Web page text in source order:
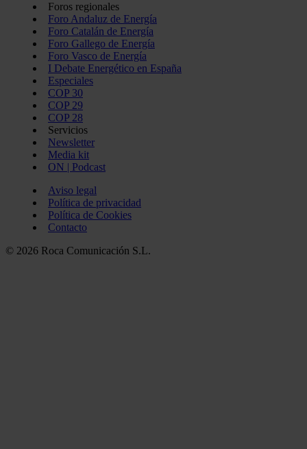
Foros regionales
Foro Andaluz de Energía
Foro Catalán de Energía
Foro Gallego de Energía
Foro Vasco de Energía
I Debate Energético en España
Especiales
COP 30
COP 29
COP 28
Servicios
Newsletter
Media kit
ON | Podcast
Aviso legal
Política de privacidad
Política de Cookies
Contacto
© 2026 Roca Comunicación S.L.